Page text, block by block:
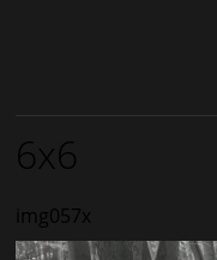
6x6
img057x